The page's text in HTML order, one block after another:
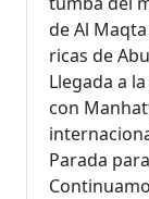
de Al
ricas de
Llegada a
con
Parada